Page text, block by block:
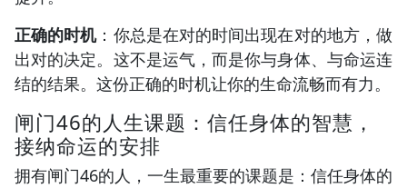
正确的时机：你总是在对的时间出现在对的地方，做
出对的决定。这不是运气，而是你与身体、与命运连
结的结果。这份正确的时机让你的生命流畅而有力。
闸门46的人生课题：信任身体的智慧，
接纳命运的安排
拥有闸门46的人，一生最重要的课题是：信任身体的